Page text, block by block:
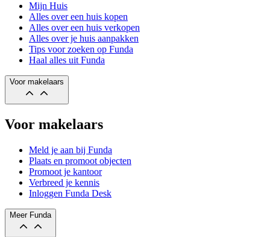
Mijn Huis
Alles over een huis kopen
Alles over een huis verkopen
Alles over je huis aanpakken
Tips voor zoeken op Funda
Haal alles uit Funda
Voor makelaars
Voor makelaars
Meld je aan bij Funda
Plaats en promoot objecten
Promoot je kantoor
Verbreed je kennis
Inloggen Funda Desk
Meer Funda